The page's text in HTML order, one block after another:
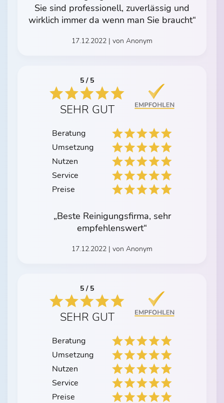
Sie sind professionell, zuverlässig und
wirklich immer da wenn man Sie braucht“
17.12.2022 | von Anonym
5 / 5
SEHR GUT
Beratung
Umsetzung
Nutzen
Service
Preise
„Beste Reinigungsfirma, sehr
empfehlenswert“
17.12.2022 | von Anonym
5 / 5
SEHR GUT
Beratung
Umsetzung
Nutzen
Service
Preise